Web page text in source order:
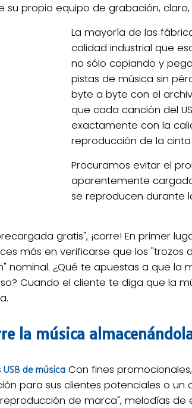
propio equipo de grabación,
La mayoría de las
calidad industrial que
no sólo copiando y
pistas de música sin
byte a byte con el
que cada canción del
exactamente con la
reproducción de la
Procuramos evitar el
aparentemente
se reproducen durante
gratis", ¡corre! En primer
más en verificarse que los "trozos
nominal. ¿Qué te apuestas a que la
Cuando el cliente te diga que la
la música
de música Con fines
para sus clientes potenciales o un
de marca", melodías de